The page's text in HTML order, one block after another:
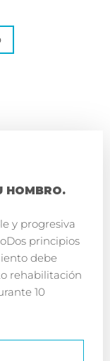
HOMBRO.
y progresiva
principios
debe
rehabilitación
10